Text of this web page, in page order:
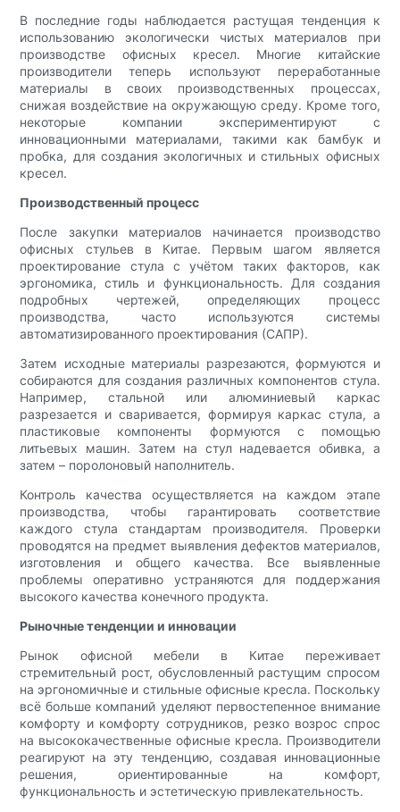
В последние годы наблюдается растущая тенденция к
использованию экологически чистых материалов при
производстве офисных кресел. Многие китайские
производители теперь используют переработанные
материалы в своих производственных процессах,
снижая воздействие на окружающую среду. Кроме того,
некоторые компании экспериментируют с
инновационными материалами, такими как бамбук и
пробка, для создания экологичных и стильных офисных
кресел.
Производственный процесс
После закупки материалов начинается производство
офисных стульев в Китае. Первым шагом является
проектирование стула с учётом таких факторов, как
эргономика, стиль и функциональность. Для создания
подробных чертежей, определяющих процесс
производства, часто используются системы
автоматизированного проектирования (САПР).
Затем исходные материалы разрезаются, формуются и
собираются для создания различных компонентов стула.
Например, стальной или алюминиевый каркас
разрезается и сваривается, формируя каркас стула, а
пластиковые компоненты формуются с помощью
литьевых машин. Затем на стул надевается обивка, а
затем – поролоновый наполнитель.
Контроль качества осуществляется на каждом этапе
производства, чтобы гарантировать соответствие
каждого стула стандартам производителя. Проверки
проводятся на предмет выявления дефектов материалов,
изготовления и общего качества. Все выявленные
проблемы оперативно устраняются для поддержания
высокого качества конечного продукта.
Рыночные тенденции и инновации
Рынок офисной мебели в Китае переживает
стремительный рост, обусловленный растущим спросом
на эргономичные и стильные офисные кресла. Поскольку
всё больше компаний уделяют первостепенное внимание
комфорту и комфорту сотрудников, резко возрос спрос
на высококачественные офисные кресла. Производители
реагируют на эту тенденцию, создавая инновационные
решения, ориентированные на комфорт,
функциональность и эстетическую привлекательность.